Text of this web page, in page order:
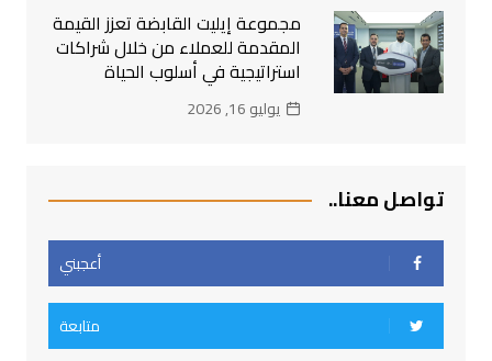
مجموعة إيليت القابضة تعزز القيمة
المقدمة للعملاء من خلال شراكات
استراتيجية في أسلوب الحياة
يوليو 16, 2026
تواصل معنا..
أعجبني
متابعة